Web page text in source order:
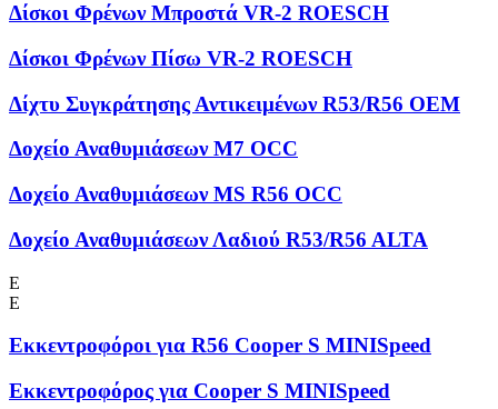
Δίσκοι Φρένων Μπροστά VR-2 ROESCH
Δίσκοι Φρένων Πίσω VR-2 ROESCH
Δίχτυ Συγκράτησης Αντικειμένων R53/R56 OEM
Δοχείο Αναθυμιάσεων M7 OCC
Δοχείο Αναθυμιάσεων MS R56 OCC
Δοχείο Αναθυμιάσεων Λαδιού R53/R56 ALTA
Ε
Ε
Εκκεντροφόροι για R56 Cooper S MINISpeed
Εκκεντροφόρος για Cooper S MINISpeed